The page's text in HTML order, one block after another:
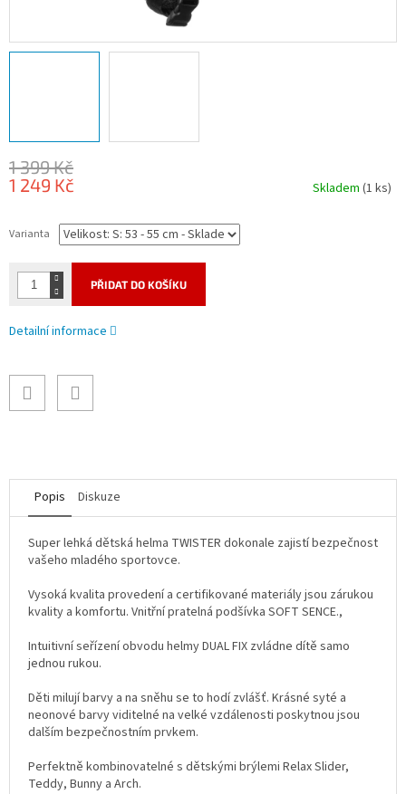
1 399 Kč
1 249 Kč
cena:
Skladem(1 ks)
Varianta
PŘIDAT DO KOŠÍKU
Detailní informace
Popis Diskuze
Super lehká dětská helma TWISTER dokonale zajistí bezpečnost
vašeho mladého sportovce.
Vysoká kvalita provedení a certifikované materiály jsou zárukou
kvality a komfortu. Vnitřní pratelná podšívka SOFT SENCE.,
Intuitivní seřízení obvodu helmy DUAL FIX zvládne dítě samo
jednou rukou.
Děti milují barvy a na sněhu se to hodí zvlášť. Krásné syté a
neonové barvy viditelné na velké vzdálenosti poskytnou jsou
dalším bezpečnostním prvkem.
Perfektně kombinovatelné s dětskými brýlemi Relax Slider,
Teddy, Bunny a Arch.